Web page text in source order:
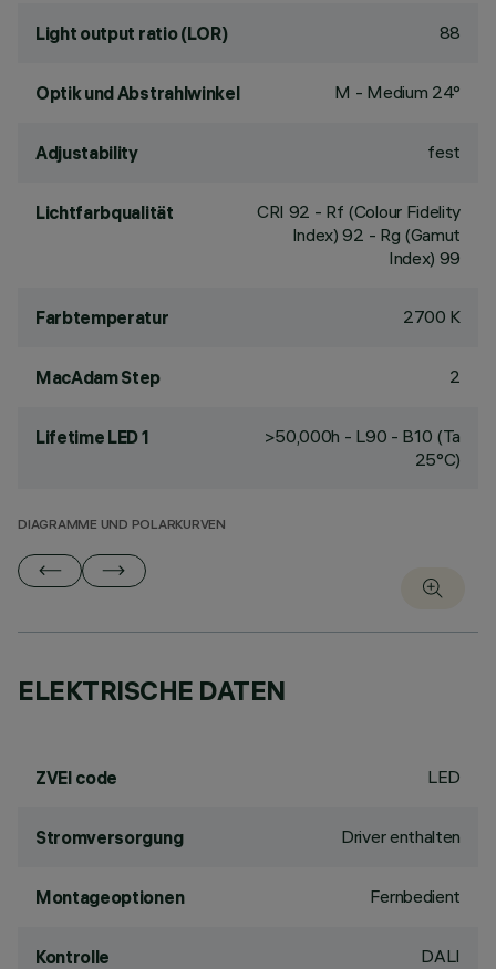
Light output ratio (LOR) 88
Optik und Abstrahlwinkel M - Medium 24°
Adjustability fest
Lichtfarbqualität CRI 92 - Rf (Colour Fidelity
Index) 92 - Rg (Gamut
Index) 99
Farbtemperatur 2700 K
MacAdam Step 2
Lifetime LED 1
>50,000h - L90 - B10 (Ta
25°C)
DIAGRAMME UND POLARKURVEN
ELEKTRISCHE DATEN
ZVEI code LED
Stromversorgung Driver enthalten
Montageoptionen Fernbedient
Kontrolle DALI